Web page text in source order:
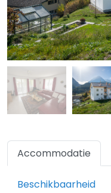
Accommodatie
Beschikbaarheid